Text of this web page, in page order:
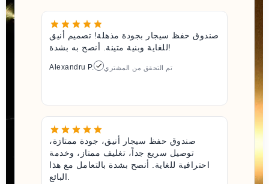
صندوق حفظ سيجار بجودة مذهلة! تصميم أنيق
للغاية وبنية متينة. أنصح به بشدة!
Alexandru P. تم التحقق من المشتري
صندوق حفظ سيجار أنيق، جودة ممتازة،
توصيل سريع جداً، تغليف ممتاز، وخدمة
احترافية للغاية. أنصح بشدة بالتعامل مع هذا
البائع.